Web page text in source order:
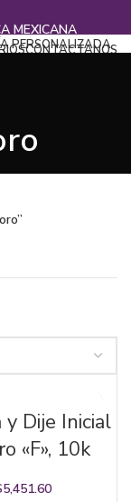
MEXICANA
CONTACTANOS
PERSONALIZADA
y Dije Inicial
«F», 10k
5,451.60